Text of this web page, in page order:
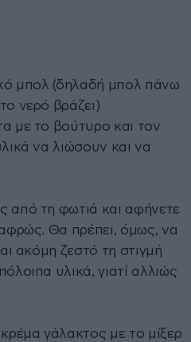
μπολ (δηλαδή μπολ πάνω
νερό βράζει)
με το βούτυρο και τον
να λιώσουν και να
από τη φωτιά και αφήνετε
Θα πρέπει, όμως, να
ακόμη ζεστό τη στιγμή
υλικά, γιατί αλλιώς
γάλακτος με το μίξερ